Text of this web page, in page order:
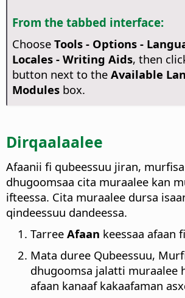
From the tabbed interface:
Choose Tools - Options -
Locales - Writing Aids, then
button next to the Available
Modulesbox.
Dirqaalaalee
Afaanii fi qubeessuu jiran,
dhugoomsaa cita muraalee kan
ifteessa. Cita muraalee dursa
qindeessuu dandeessa.
Tarree Afaan keessaa afaan
Mata duree Qubeessuu,
dhugoomsa jalatti muraalee
afaan kanaaf kakaafaman